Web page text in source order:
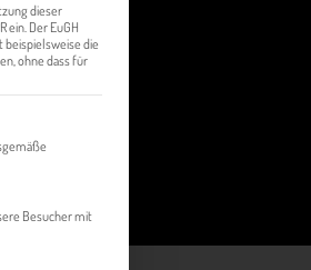
dieser
ein. Der EuGH
beispielsweise die
ohne dass für
kann. Die erste Service-Gruppe ist
Besucher mit